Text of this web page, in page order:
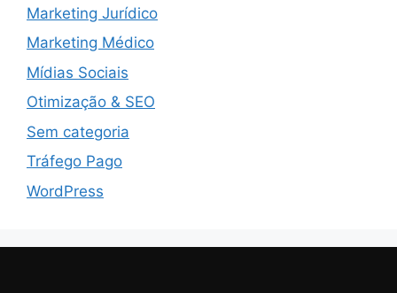
Marketing Jurídico
Marketing Médico
Mídias Sociais
Otimização & SEO
Sem categoria
Tráfego Pago
WordPress